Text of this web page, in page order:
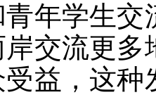
年学生
交流更
益，这